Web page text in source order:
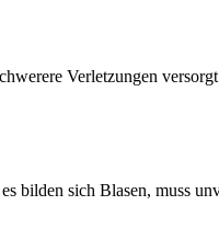
Verletzungen
bilden sich Blasen, muss